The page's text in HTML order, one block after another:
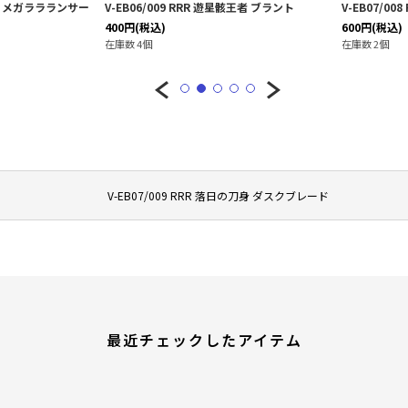
V-EB07/009 RRR 落日の刀身 ダスクブレード
ガララランサー
V-EB06/009 RRR 遊星骸王者 ブラント
400円(税込)
在庫数 4個
V-EB07/008
600円(税込)
在庫数 2個
最近チェックしたアイテム